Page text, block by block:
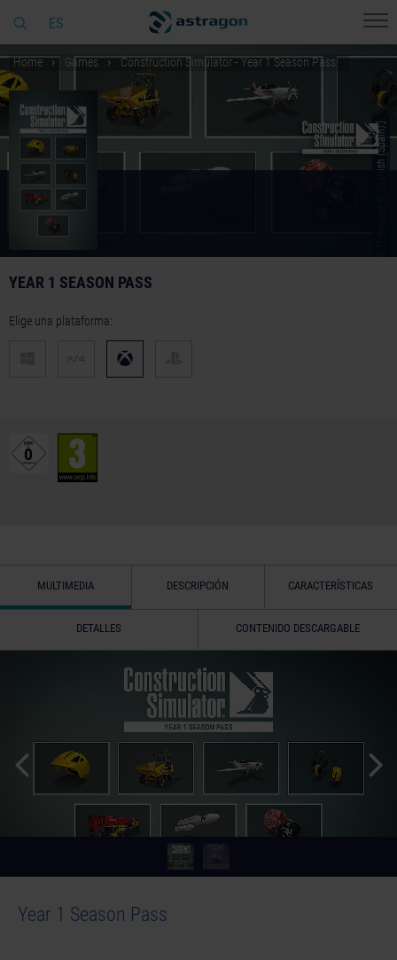
ES
Home Games Construction Simulator - Year 1 Season Pass
© [Translate to Spanish (Spain):]
YEAR 1 SEASON PASS
Elige una plataforma:
MULTIMEDIA DESCRIPCIÓN CARACTERÍSTICAS
DETALLES CONTENIDO DESCARGABLE
Year 1 Season Pass